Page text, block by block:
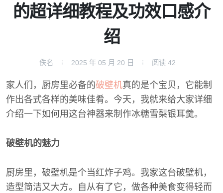
的超详细教程及功效口感介
绍
佚名 2025 年 05 月 20 日 阅读 42
家人们，厨房里必备的破壁机真的是个宝贝，它能制
作出各式各样的美味佳肴。今天，我就来给大家详细
介绍一下如何用这台神器来制作冰糖雪梨银耳羹。
破壁机的魅力
厨房里，破壁机是个当红炸子鸡。我家这台破壁机，
造型简洁又大方。自从有了它，做各种美食变得轻而